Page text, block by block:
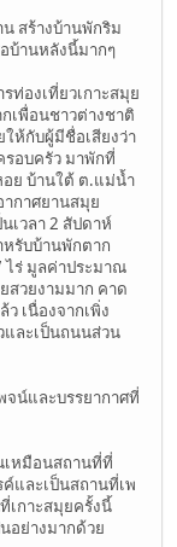
สร้างบ้านพักริม
บ้านหลังนี้มากๆ
ท่องเที่ยวเกาะสมุย
เพื่อนชาวต่างชาติ
ห้กับผู้มีชื่อเสียงว่า
อบครัว มาพักที่
ย บ้านใต้ ต.แม่น้ำ
ากาศยานสมุย
เวลา 2 สัปดาห์
รับบ้านพักตาก
ไร่ มูลค่าประมาณ
สวยงามมาก คาด
เนื่องจากเพิ่ง
และเป็นถนนส่วน
จน์และบรรยากาศที่
เหมือนสถานที่ที่
ค์และเป็นสถานที่เพ
เกาะสมุยครั้งนี้
อย่างมากด้วย